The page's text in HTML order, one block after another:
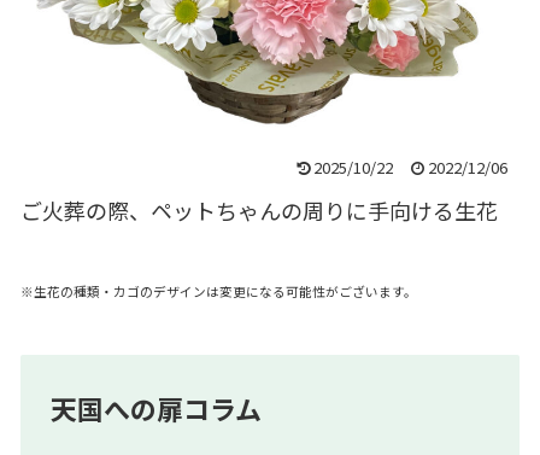
2025/10/22 2022/12/06
ご火葬の際、ペットちゃんの周りに手向ける生花
※生花の種類・カゴのデザインは変更になる可能性がございます。
天国への扉コラム